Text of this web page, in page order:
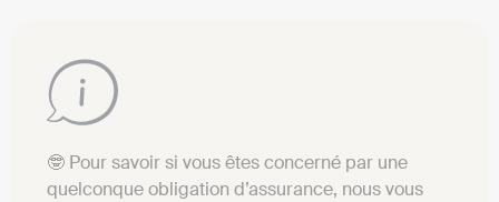
🤓 Pour savoir si vous êtes concerné par une
quelconque obligation d’assurance, nous vous